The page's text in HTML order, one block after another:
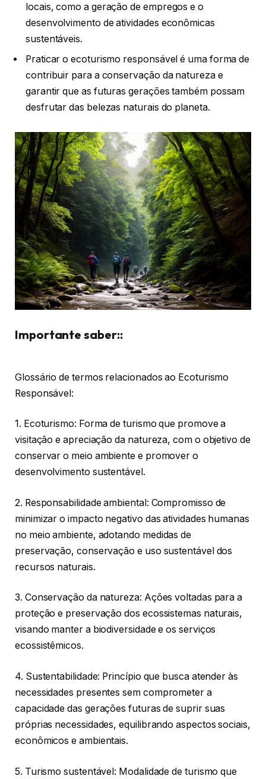
locais, como a geração de empregos e o
desenvolvimento de atividades econômicas
sustentáveis.
Praticar o ecoturismo responsável é uma forma de
contribuir para a conservação da natureza e
garantir que as futuras gerações também possam
desfrutar das belezas naturais do planeta.
Importante saber::
Glossário de termos relacionados ao Ecoturismo
Responsável:
1. Ecoturismo: Forma de turismo que promove a
visitação e apreciação da natureza, com o objetivo de
conservar o meio ambiente e promover o
desenvolvimento sustentável.
2. Responsabilidade ambiental: Compromisso de
minimizar o impacto negativo das atividades humanas
no meio ambiente, adotando medidas de
preservação, conservação e uso sustentável dos
recursos naturais.
3. Conservação da natureza: Ações voltadas para a
proteção e preservação dos ecossistemas naturais,
visando manter a biodiversidade e os serviços
ecossistêmicos.
4. Sustentabilidade: Princípio que busca atender às
necessidades presentes sem comprometer a
capacidade das gerações futuras de suprir suas
próprias necessidades, equilibrando aspectos sociais,
econômicos e ambientais.
5. Turismo sustentável: Modalidade de turismo que